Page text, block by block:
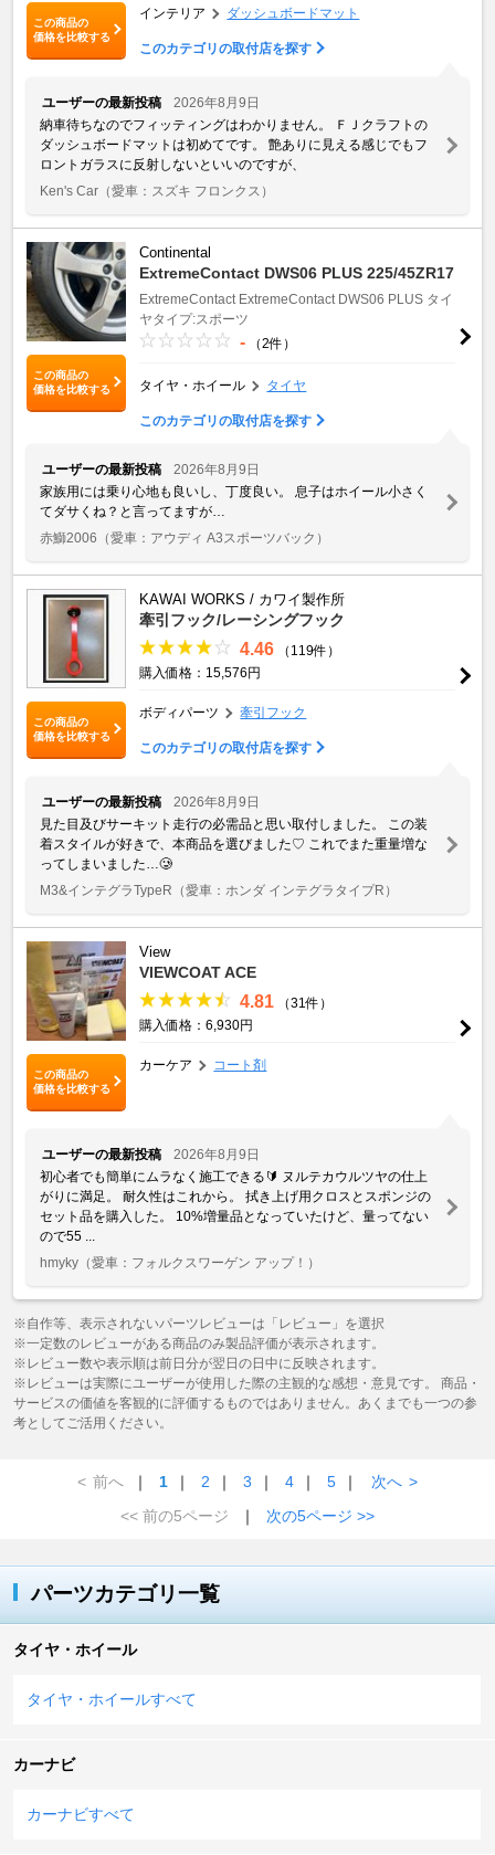
この商品の
価格を比較する
インテリア ダッシュボードマット
このカテゴリの取付店を探す
ユーザーの最新投稿
2026年8月9日
納車待ちなのでフィッティングはわかりません。 ＦＪクラフトの
ダッシュボードマットは初めてです。 艶ありに見える感じでもフ
ロントガラスに反射しないといいのですが、
Ken's Car （愛車：スズキ フロンクス）
この商品の
価格を比較する
Continental
ExtremeContact DWS06 PLUS 225/45ZR17
ExtremeContact ExtremeContact DWS06 PLUS タイ
ヤタイプ:スポーツ
- （2件）
タイヤ・ホイール タイヤ
このカテゴリの取付店を探す
ユーザーの最新投稿
2026年8月9日
家族用には乗り心地も良いし、丁度良い。 息子はホイール小さく
てダサくね？と言ってますが…
赤鰤2006 （愛車：アウディ A3スポーツバック）
この商品の
価格を比較する
KAWAI WORKS / カワイ製作所
牽引フック/レーシングフック
4.46
（119件）
購入価格：15,576円
ボディパーツ 牽引フック
このカテゴリの取付店を探す
ユーザーの最新投稿
2026年8月9日
見た目及びサーキット走行の必需品と思い取付しました。 この装
着スタイルが好きで、本商品を選びました♡ これでまた重量増な
ってしまいました…🥲
M3&インテグラTypeR （愛車：ホンダ インテグラタイプR）
この商品の
価格を比較する
View
VIEWCOAT ACE
4.81
（31件）
購入価格：6,930円
カーケア コート剤
ユーザーの最新投稿
2026年8月9日
初心者でも簡単にムラなく施工できる🔰 ヌルテカウルツヤの仕上
がりに満足。 耐久性はこれから。 拭き上げ用クロスとスポンジの
セット品を購入した。 10%増量品となっていたけど、量ってない
ので55 ...
hmyky （愛車：フォルクスワーゲン アップ！）
※自作等、表示されないパーツレビューは「レビュー」を選択
※一定数のレビューがある商品のみ製品評価が表示されます。
※レビュー数や表示順は前日分が翌日の日中に反映されます。
※レビューは実際にユーザーが使用した際の主観的な感想・意見です。 商品・
サービスの価値を客観的に評価するものではありません。あくまでも一つの参
考としてご活用ください。
< 前へ ｜ 1 ｜ 2 ｜ 3 ｜ 4 ｜ 5 ｜ 次へ >
<< 前の5ページ
｜ 次の5ページ >>
パーツカテゴリ一覧
タイヤ・ホイール
タイヤ・ホイールすべて
カーナビ
カーナビすべて